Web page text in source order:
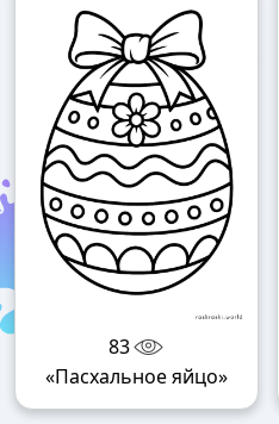
83
«Пасхальное яйцо»